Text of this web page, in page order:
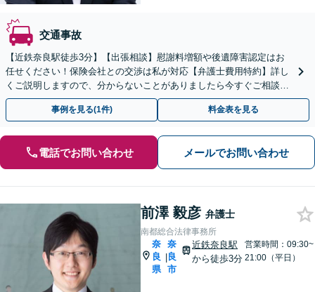
交通事故
【近鉄奈良駅徒歩3分】【出張相談】慰謝料増額や後遺障害認定はお
任せください！保険会社との交渉は私が対応【弁護士費用特約】詳し
くご説明しますので、分からないことがありましたら今すぐご相談く
ださい。
事例を見る(1件) 料金表を見る
電話でお問い合わせ メールでお問い合わせ
前澤 毅彦 弁護士
南都総合法律事務所
奈
良
県
|
奈
良
市
近鉄奈良駅
から徒歩3分
営業時間：09:30~
21:00（平日）